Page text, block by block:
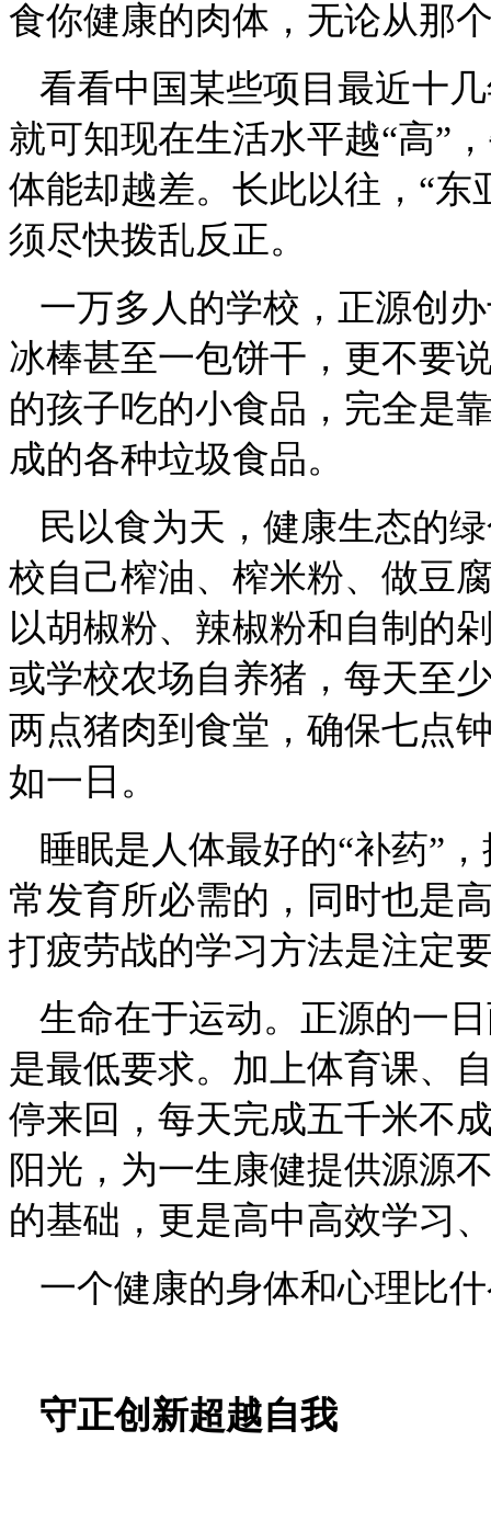
食你健康的肉体，无论从那
看看中国某些项目最近十
就可知现在生活水平越“高”
体能却越差。长此以往，“
须尽快拨乱反正。
一万多人的学校，正源创
冰棒甚至一包饼干，更不要
的孩子吃的小食品，完全是
成的各种垃圾食品。
民以食为天，健康生态的
校自己榨油、榨米粉、做豆
以胡椒粉、辣椒粉和自制的
或学校农场自养猪，每天至
两点猪肉到食堂，确保七点
如一日。
睡眠是人体最好的“补药”
常发育所必需的，同时也是
打疲劳战的学习方法是注定
生命在于运动。正源的一
是最低要求。加上体育课、
停来回，每天完成五千米不
阳光，为一生康健提供源源
的基础，更是高中高效学习
一个健康的身体和心理比
守正创新超越自我